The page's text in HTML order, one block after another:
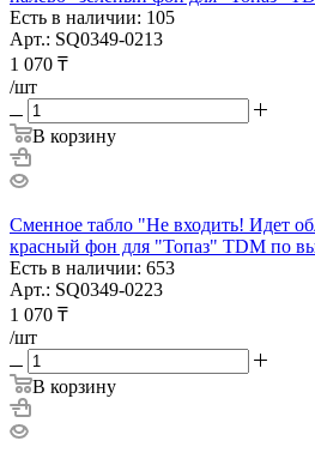
Есть в наличии: 105
Арт.: SQ0349-0213
1 070 ₸
/шт
В корзину
Сменное табло "Не входить! Идет
красный фон для "Топаз" TDM по
Есть в наличии: 653
Арт.: SQ0349-0223
1 070 ₸
/шт
В корзину